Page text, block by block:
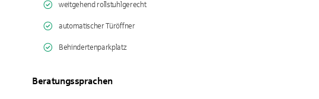
weitgehend rollstuhlgerecht
automatischer Türöffner
Behindertenparkplatz
Beratungssprachen